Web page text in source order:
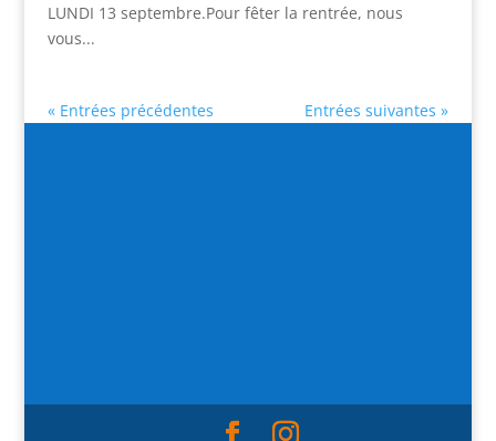
LUNDI 13 septembre.Pour fêter la rentrée, nous
vous...
« Entrées précédentes Entrées suivantes »